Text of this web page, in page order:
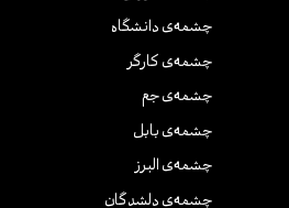
چشمه‌ی دانشگاه
چشمه‌ی کارگر
چشمه‌ی جم
چشمه‌ی بابل
چشمه‌ی البرز
چشمه‌ی دلشدگان